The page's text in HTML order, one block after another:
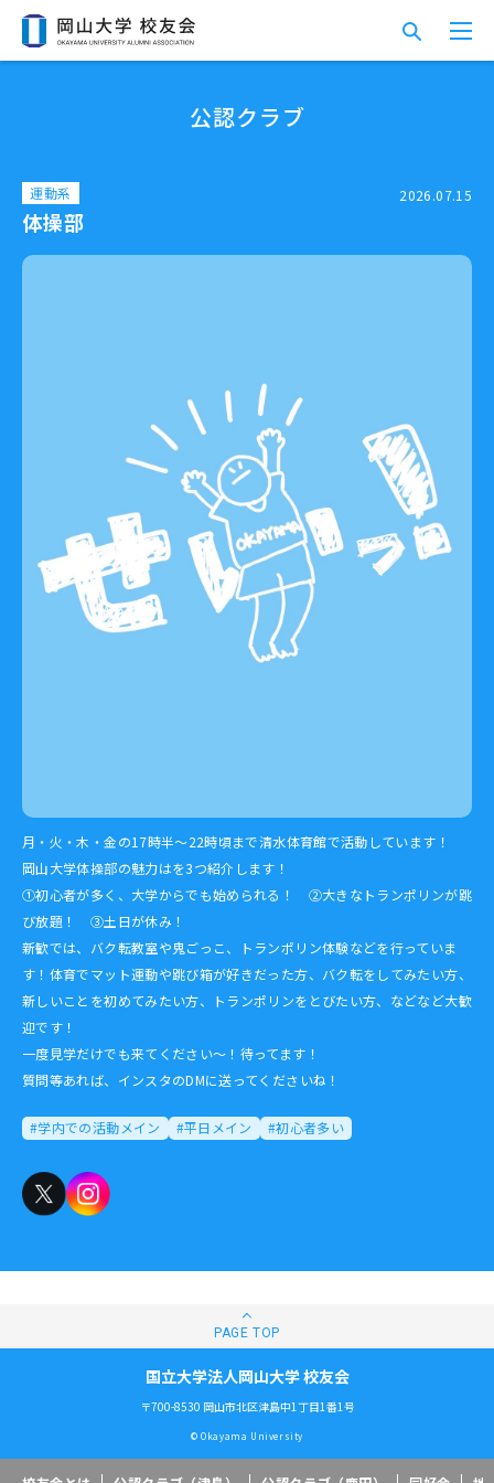
公認クラブ
運動系 2026.07.15
体操部
月・火・木・金の17時半～22時頃まで清水体育館で活動しています！
岡山大学体操部の魅力はを3つ紹介します！
①初心者が多く、大学からでも始められる！ ②大きなトランポリンが跳
び放題！ ③土日が休み！
新歓では、バク転教室や鬼ごっこ、トランポリン体験などを行っていま
す！体育でマット運動や跳び箱が好きだった方、バク転をしてみたい方、
新しいことを初めてみたい方、トランポリンをとびたい方、などなど大歓
迎です！
一度見学だけでも来てください～！待ってます！
質問等あれば、インスタのDMに送ってくださいね！
#学内での活動メイン #平日メイン #初心者多い
国立大学法人岡山大学 校友会
〒700-8530 岡山市北区津島中1丁目1番1号
© Okayama University